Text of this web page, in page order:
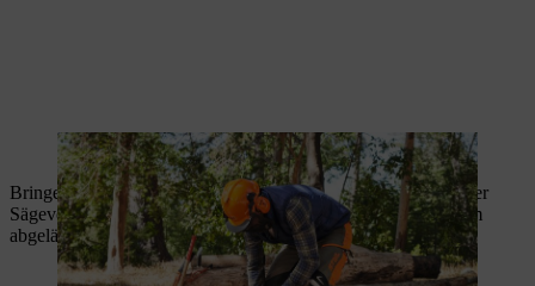
Mit Können und Konzentration gelingt ein sauberer Schnitt.
Bringen Sie den Baumstamm bei Bedarf erneut in Position. Der
Sägevorgang wird so lange wiederholt, bis der gesamte Stamm
abgelängt ist.